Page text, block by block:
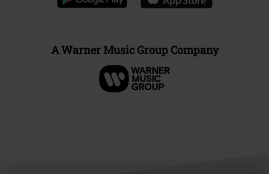
A Warner Music Group Company